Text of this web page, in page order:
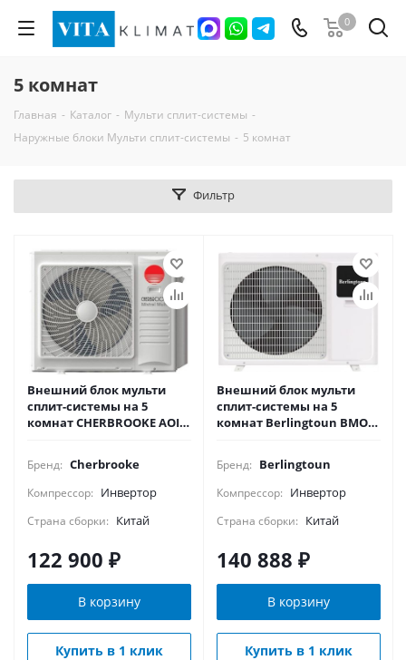
0
5 комнат
Главная - Каталог - Мульти сплит-системы -
Наружные блоки Мульти сплит-системы - 5 комнат
Фильтр
Внешний блок мульти
сплит-системы на 5
комнат CHERBROOKE AOI5-
Бренд: Cherbrooke
Компрессор: Инвертор
Страна сборки: Китай
122 900 ₽
В корзину
Купить в 1 клик
Внешний блок мульти
сплит-системы на 5
комнат Berlingtoun BMO-
Бренд: Berlingtoun
Компрессор: Инвертор
Страна сборки: Китай
140 888 ₽
В корзину
Купить в 1 клик